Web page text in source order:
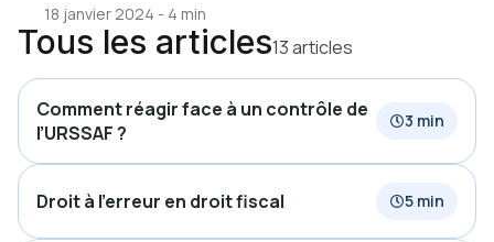
18 janvier 2024 - 4 min
Tous les articles13 articles
Comment réagir face à un contrôle de
l’URSSAF ?
3 min
Droit à l'erreur en droit fiscal 5 min